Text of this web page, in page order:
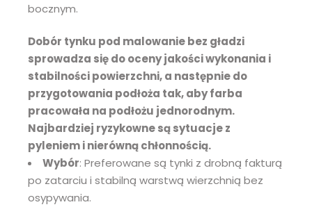
bocznym.
Dobór tynku pod malowanie bez gładzi
sprowadza się do oceny jakości wykonania i
stabilności powierzchni, a następnie do
przygotowania podłoża tak, aby farba
pracowała na podłożu jednorodnym.
Najbardziej ryzykowne są sytuacje z
pyleniem i nierówną chłonnością.
Wybór: Preferowane są tynki z drobną fakturą
po zatarciu i stabilną warstwą wierzchnią bez
osypywania.